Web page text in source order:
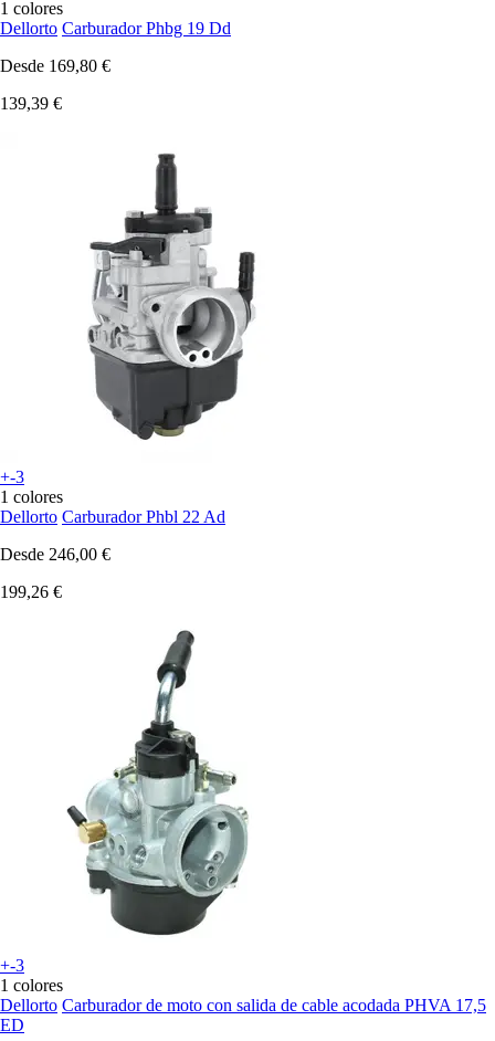
1 colores
Dellorto Carburador Phbg 19 Dd
Desde 169,80 €
139,39 €
+-3
1 colores
Dellorto Carburador Phbl 22 Ad
Desde 246,00 €
199,26 €
+-3
1 colores
Dellorto Carburador de moto con salida de cable acodada PHVA 17,5
ED